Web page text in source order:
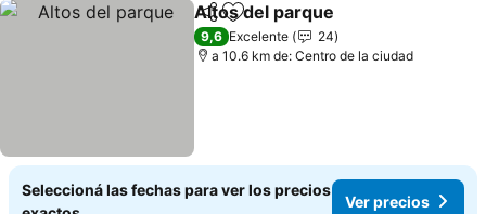
CompartirAñadir a favoritos
Altos del parque
9,6 Excelente
24
a 10.6 km de: Centro de la ciudad
Seleccioná las fechas para ver los precios
Ver precios